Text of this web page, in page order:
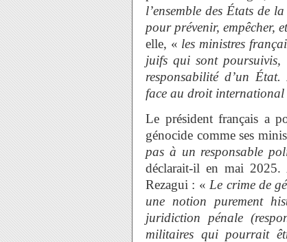
l’ensemble des États de
pour prévenir, empêcher,
elle, « les ministres
juifs qui sont poursuivis,
responsabilité d’un
face au droit international
Le président français a
génocide comme ses
pas à un responsable
déclarait-il en mai 2025.
Rezagui : « Le crime de
une notion purement
juridiction pénale
militaires qui pourrait